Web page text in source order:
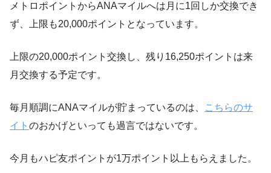
メトロポイントからANAマイルへは月に1回しか交換でき
ず、上限も20,000ポイントとなっています。
上限の20,000ポイント交換し、残り16,250ポイントは来
月交換する予定です。
毎月順調にANAマイルが貯まっているのは、
こちらのサ
イト のおかげといっても過言ではないです。
今月もハピ友ポイントが1万ポイント以上もらえました。